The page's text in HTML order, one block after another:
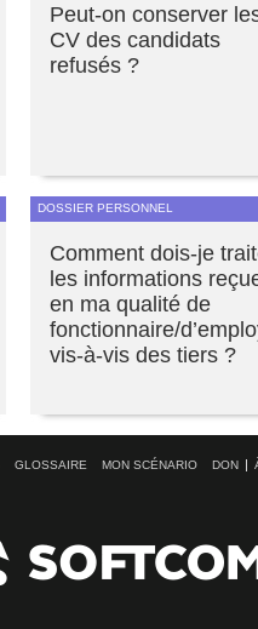
Peut-on conserver
CV des candidats
refusés ?
DOSSIER PERSONNEL
Comment dois-je
les informations
en ma qualité de
fonctionnaire/
vis-à-vis des tiers ?
GLOSSAIRE MON SCÉNARIO DON